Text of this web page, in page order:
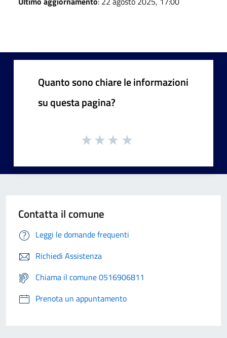
Quanto sono chiare le informazioni
su questa pagina?
Contatta il comune
Leggi le domande frequenti
Richiedi Assistenza
Chiama il comune 0516906811
Prenota un appuntamento